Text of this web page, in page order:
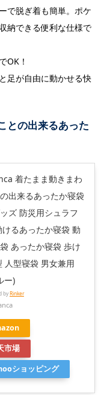
で脱ぎ着も簡単。ポケ
納できる便利な仕様で
OK！
足が自由に動かせる快
との出来るあった
着たまま動きまわ
出来るあったか寝袋
ズ 防災用シュラフ
るあったか寝袋 動
あったか寝袋 歩け
人型寝袋 男女兼用
ー)
byRinker
市場
ショッピング